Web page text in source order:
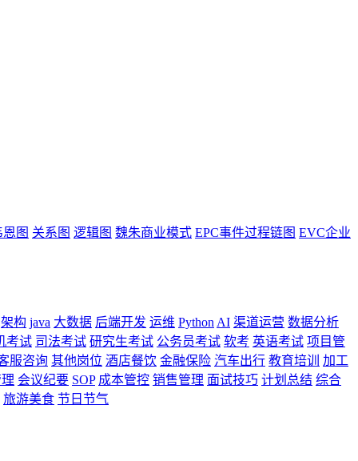
恩图 关系图 逻辑图 魏朱商业模式 EPC事件过程链图 EVC企业
架构 java 大数据 后端开发 运维 Python AI 渠道运营 数据分析
考试 司法考试 研究生考试 公务员考试 软考 英语考试 项目管
服咨询 其他岗位 酒店餐饮 金融保险 汽车出行 教育培训
加工
会议纪要 SOP 成本管控 销售管理 面试技巧 计划总结 综合
旅游美食 节日节气